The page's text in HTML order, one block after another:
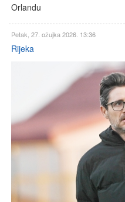
Orlandu
Petak, 27. ožujka 2026. 13:36
Rijeka